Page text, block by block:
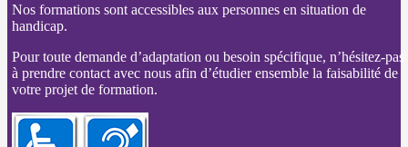
Nos formations sont accessibles aux personnes en situation de
handicap.
Pour toute demande d’adaptation ou besoin spécifique, n’hésitez-pas
à prendre contact avec nous afin d’étudier ensemble la faisabilité de
votre projet de formation.